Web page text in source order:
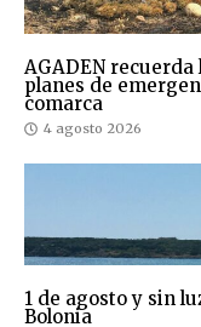
AGADEN
planes de
comarca
4 agosto 2026
1 de agosto y sin
Bolonia